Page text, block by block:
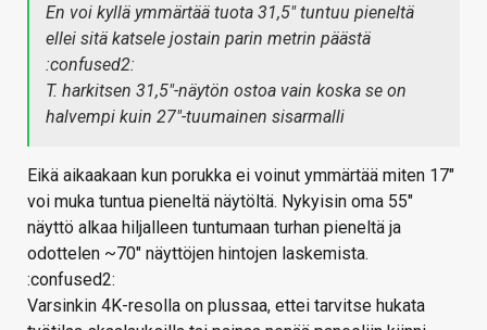
En voi kyllä ymmärtää tuota 31,5" tuntuu pieneltä
ellei sitä katsele jostain parin metrin päästä
:confused2:
T. harkitsen 31,5"-näytön ostoa vain koska se on
halvempi kuin 27"-tuumainen sisarmalli
Eikä aikaakaan kun porukka ei voinut ymmärtää miten 17"
voi muka tuntua pieneltä näytöltä. Nykyisin oma 55"
näyttö alkaa hiljalleen tuntumaan turhan pieneltä ja
odottelen ~70" näyttöjen hintojen laskemista.
:confused2:
Varsinkin 4K-resolla on plussaa, ettei tarvitse hukata